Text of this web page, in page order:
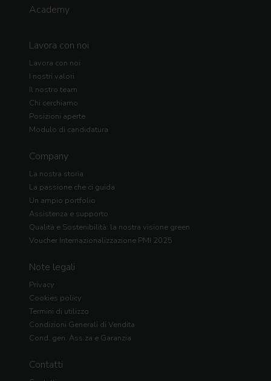
Academy
Lavora con noi
Lavora con noi
I nostri valori
Il nostro team
Chi cerchiamo
Posizioni aperte
Modulo di candidatura
Company
La nostra storia
La passione che ci guida
Un ampio portfolio
Assistenza e supporto
Qualità e Sostenibilità: la nostra visione green
Voucher Internazionalizzazione PMI 2025
Note legali
Privacy
Cookies policy
Termini di utilizzo
Condizioni Generali di Vendita
Cond. gen. Ass.za e Garanzia
Contatti